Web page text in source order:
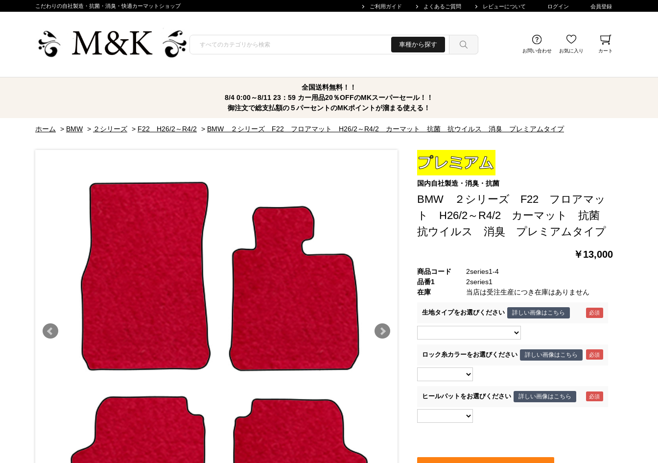
こだわりの自社製造・抗菌・消臭・快適カーマットショップ ご利用ガイド よくあるご質問 レビューについて ログイン 会員登録
車種から探す
お問い合わせ お気に入り カート
全国送料無料！！
8/4 0:00～8/11 23：59 カー用品20％OFFのMKスーパーセール！！
御注文で総支払額の５パーセントのMKポイントが溜まる使える！
ホーム > BMW > ２シリーズ > F22 H26/2～R4/2 > BMW ２シリーズ F22 フロアマット H26/2～R4/2 カーマット 抗菌 抗ウイルス 消臭 プレミアムタイプ
国内自社製造・消臭・抗菌
BMW ２シリーズ F22 フロアマッ
ト H26/2～R4/2 カーマット 抗菌
抗ウイルス 消臭 プレミアムタイプ
￥13,000
商品コード
2series1-4
品番1
2series1
在庫
当店は受注生産につき在庫はありません
生地タイプをお選びください 詳しい画像はこちら
ロック糸カラーをお選びください 詳しい画像はこちら
ヒールパットをお選びください 詳しい画像はこちら